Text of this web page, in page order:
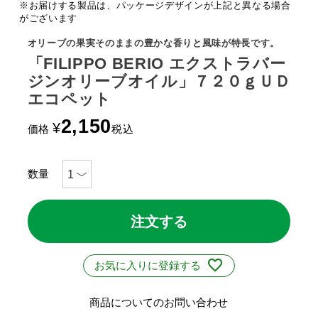
※お届けする製品は、パッケージデザインが上記と異なる場合
がございます
オリーブの果実そのままの豊かな香りと風味が特長です。
「FILIPPO BERIO エクストラバー
ジンオリーブオイル」７２０ｇＵＤ
エコペット
価格 ¥2,150税込
注文する
お気に入りに登録する
商品についてのお問い合わせ